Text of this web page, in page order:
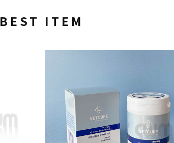
BEST ITEM